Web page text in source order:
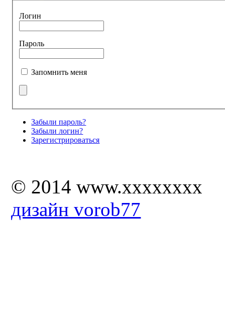
Логин
Пароль
Запомнить меня
Забыли пароль?
Забыли логин?
Зарегистрироваться
© 2014 www.xxxxxxxx
дизайн vorob77